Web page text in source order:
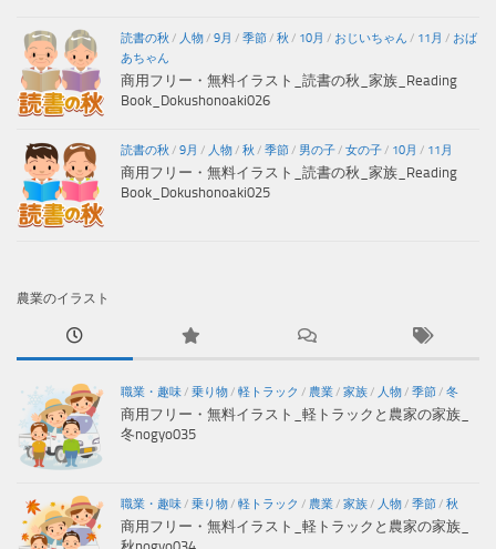
読書の秋 / 人物/ 9月 / 季節/ 秋 / 10月 / おじいちゃん / 11月 / おば
あちゃん
商用フリー・無料イラスト_読書の秋_家族_Reading
Book_Dokushonoaki026
読書の秋 / 9月 / 人物/ 秋 / 季節/ 男の子/ 女の子/ 10月 / 11月
商用フリー・無料イラスト_読書の秋_家族_Reading
Book_Dokushonoaki025
農業のイラスト
職業・趣味/ 乗り物/ 軽トラック / 農業/ 家族/ 人物/ 季節/ 冬
商用フリー・無料イラスト_軽トラックと農家の家族_
冬nogyo035
職業・趣味/ 乗り物/ 軽トラック / 農業/ 家族/ 人物/ 季節/ 秋
商用フリー・無料イラスト_軽トラックと農家の家族_